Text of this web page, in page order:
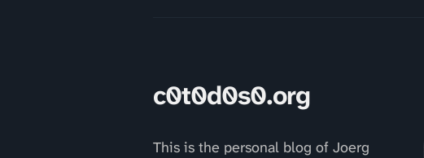
c0t0d0s0.org
This is the personal blog of Joerg